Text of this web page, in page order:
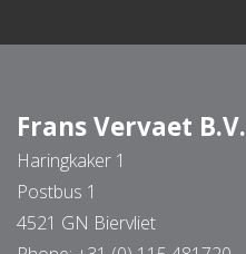
Frans Vervaet B.V.
Haringkaker 1
Postbus 1
4521 GN Biervliet